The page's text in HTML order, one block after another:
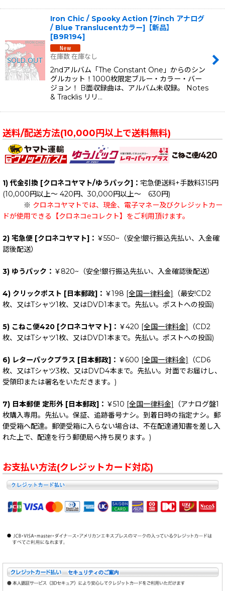
Iron Chic / Spooky Action [7inch アナログ
/ Blue Translucentカラー]【新品】
[B9R194]
在庫数 在庫なし
2ndアルバム「The Constant One」からのシン
グルカット！1000枚限定ブルー・カラー・バー
ジョン！ B面収録曲は、アルバム未収録。 Notes
& Tracklis リリ…
送料/配送方法(10,000円以上で送料無料)
1) 代金引換 [クロネコヤマト/ゆうパック]： 宅急便送料+手数料315円
(10,000円以上～ 420円、30,000円以上～ 630円)
※ クロネコヤマトでは、現金、電子マネー及びクレジットカー
ドが使用できる【クロネコeコレクト】をご利用頂けます。
2) 宅急便 [クロネコヤマト]： ￥550~（安全!銀行振込先払い、入金確
認後配送）
3) ゆうパック： ￥820~（安全!銀行振込先払い、入金確認後配送）
4) クリックポスト [日本郵政]： ￥198 [全国一律料金]
（最安!CD2
枚、又はTシャツ1枚、又はDVD1本まで。先払い。ポストへの投函)
5) こねこ便420 [クロネコヤマト]： ￥420 [全国一律料金]
（CD2
枚、又はTシャツ1枚、又はDVD1本まで。先払い。ポストへの投函)
6) レターパックプラス [日本郵政]： ￥600 [全国一律料金]
（CD6
枚、又はTシャツ3枚、又はDVD4本まで。先払い。対面でお届けし、
受領印または署名をいただきます。)
7) 日本郵便 定形外 [日本郵政]： ￥510 [全国一律料金]
（アナログ盤1
枚購入専用。先払い。保証、追跡番号ナシ。到着日時の指定ナシ。郵
便受箱へ配達。郵便受箱に入らない場合は、不在配達通知書を差し入
れた上で、配達を行う郵便局へ持ち戻ります。)
お支払い方法(クレジットカード対応)